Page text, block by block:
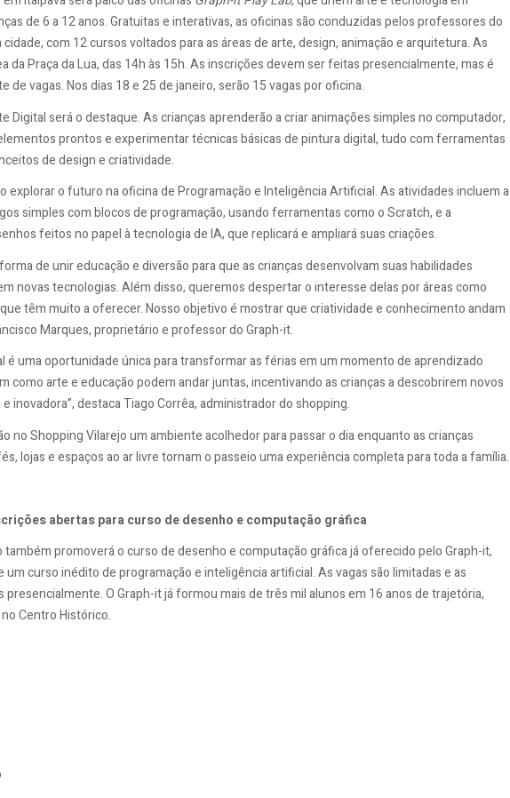
de 6 a 12 anos. Gratuitas e interativas, as oficinas são conduzidas pelos professores do
com 12 cursos voltados para as áreas de arte, design, animação e arquitetura. As
da Praça da Lua, das 14h às 15h. As inscrições devem ser feitas presencialmente, mas é
de vagas. Nos dias 18 e 25 de janeiro, serão 15 vagas por oficina.
Digital será o destaque. As crianças aprenderão a criar animações simples no computador,
prontos e experimentar técnicas básicas de pintura digital, tudo com ferramentas
de design e criatividade.
explorar o futuro na oficina de Programação e Inteligência Artificial. As atividades incluem a
simples com blocos de programação, usando ferramentas como o Scratch, e a
feitos no papel à tecnologia de IA, que replicará e ampliará suas criações.
de unir educação e diversão para que as crianças desenvolvam suas habilidades
novas tecnologias. Além disso, queremos despertar o interesse delas por áreas como
têm muito a oferecer. Nosso objetivo é mostrar que criatividade e conhecimento andam
Marques, proprietário e professor do Graph-it.
é uma oportunidade única para transformar as férias em um momento de aprendizado
como arte e educação podem andar juntas, incentivando as crianças a descobrirem novos
inovadora”, destaca Tiago Corrêa, administrador do shopping.
no Shopping Vilarejo um ambiente acolhedor para passar o dia enquanto as crianças
lojas e espaços ao ar livre tornam o passeio uma experiência completa para toda a família.
abertas para curso de desenho e computação gráfica
promoverá o curso de desenho e computação gráfica já oferecido pelo Graph-it,
curso inédito de programação e inteligência artificial. As vagas são limitadas e as
O Graph-it já formou mais de três mil alunos em 16 anos de trajetória,
Centro Histórico.